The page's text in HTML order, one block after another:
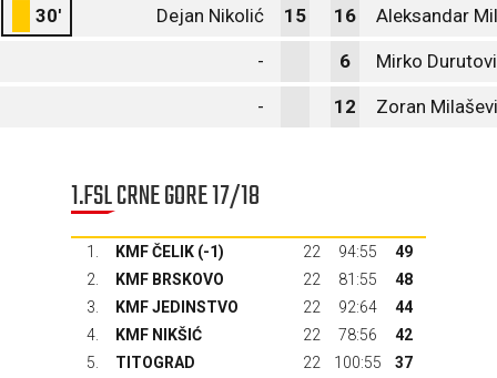
30' Dejan Nikolić 15 16 Aleksandar
- 6 Mirko
- 12 Zoran
1.FSL CRNE GORE 17/18
1. KMF ČELIK (-1) 22 94:55
49
2.
KMF BRSKOVO 22 81:55
48
3.
KMF JEDINSTVO 22 92:64
44
4.
KMF NIKŠIĆ 22 78:56
42
5.
TITOGRAD 22 100:55
37